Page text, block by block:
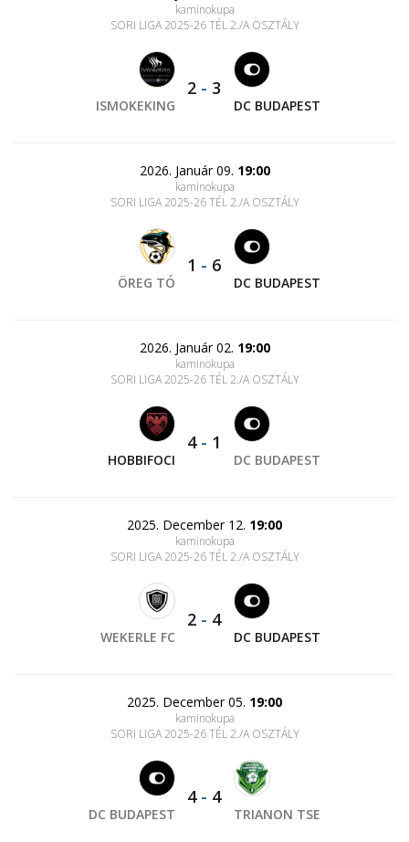
kaminokupa
SORI LIGA 2025-26 TÉL 2./A OSZTÁLY
ISMOKEKING
2 - 3
DC BUDAPEST
2026. Január 09. 19:00
kaminokupa
SORI LIGA 2025-26 TÉL 2./A OSZTÁLY
ÖREG TÓ
1 - 6
DC BUDAPEST
2026. Január 02. 19:00
kaminokupa
SORI LIGA 2025-26 TÉL 2./A OSZTÁLY
HOBBIFOCI
4- 1
DC BUDAPEST
2025. December 12. 19:00
kaminokupa
SORI LIGA 2025-26 TÉL 2./A OSZTÁLY
WEKERLE FC
2 - 4
DC BUDAPEST
2025. December 05. 19:00
kaminokupa
SORI LIGA 2025-26 TÉL 2./A OSZTÁLY
DC BUDAPEST
4- 4
TRIANON TSE